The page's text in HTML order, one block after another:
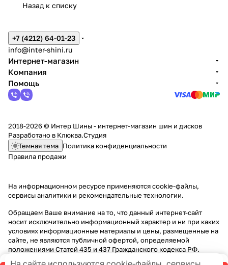
Назад к списку
+7 (4212) 64-01-23
info@inter-shini.ru
Интернет-магазин
Компания
Помощь
2018-2026 © Интер Шины - интернет-магазин шин и дисков
Разработано в Клюква.Студия
Темная тема Политика конфиденциальности
Правила продажи
На информационном ресурсе применяютсяcookie-файлы,
сервисы аналитики и рекомендательные технологии.
Обращаем Ваше внимание на то, что данный интернет-сайт
носит исключительно информационный характер и ни при каких
условиях информационные материалы и цены, размещенные на
сайте, не являются публичной офертой, определяемой
положениями Статей 435 и 437 Гражданского кодекса РФ.